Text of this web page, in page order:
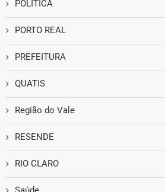
POLÍTICA
PORTO REAL
PREFEITURA
QUATIS
Região do Vale
RESENDE
RIO CLARO